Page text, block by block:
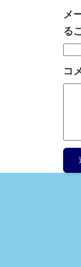
メ
る
コ